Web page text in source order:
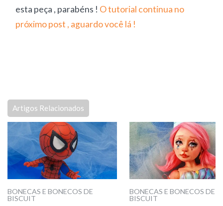
esta peça , parabéns ! O tutorial continua no
próximo post , aguardo você lá !
Artigos Relacionados
BONECAS E BONECOS DE
BISCUIT
BONECAS E BONECOS DE
BISCUIT